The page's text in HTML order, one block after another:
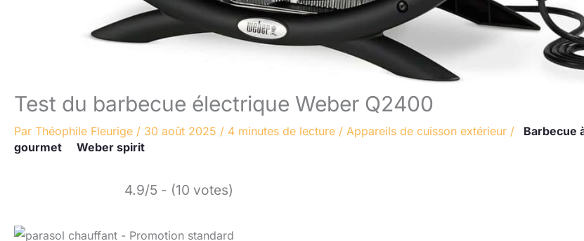
Test du barbecue électrique Weber Q2400
Par Théophile Fleurige / 30 août 2025 / 4 minutes de lecture / Appareils de cuisson extérieur / Barbecue
gourmet
Weber spirit
4.9/5 - (10 votes)